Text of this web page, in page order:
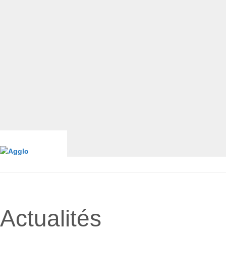
Actualités